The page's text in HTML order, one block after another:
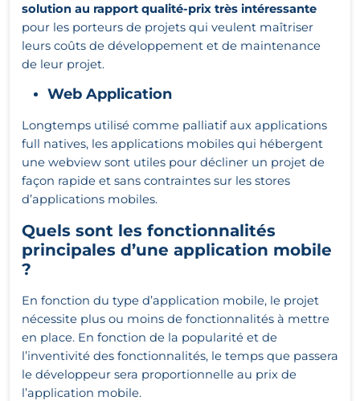
solution au rapport qualité-prix très intéressante
pour les porteurs de projets qui veulent maîtriser
leurs coûts de développement et de maintenance
de leur projet.
Web Application
Longtemps utilisé comme palliatif aux applications
full natives, les applications mobiles qui hébergent
une webview sont utiles pour décliner un projet de
façon rapide et sans contraintes sur les stores
d’applications mobiles.
Quels sont les fonctionnalités
principales d’une application mobile
?
En fonction du type d’application mobile, le projet
nécessite plus ou moins de fonctionnalités à mettre
en place. En fonction de la popularité et de
l’inventivité des fonctionnalités, le temps que passera
le développeur sera proportionnelle au prix de
l’application mobile.